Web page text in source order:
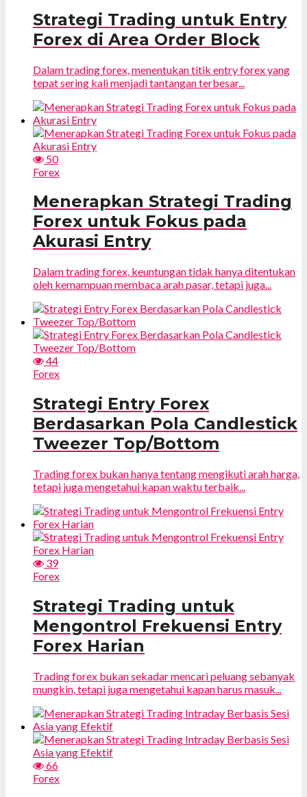
Strategi Trading untuk Entry
Forex di Area Order Block
Dalam trading forex, menentukan titik entry forex yang
tepat sering kali menjadi tantangan terbesar...
50
Forex
Menerapkan Strategi Trading
Forex untuk Fokus pada
Akurasi Entry
Dalam trading forex, keuntungan tidak hanya ditentukan
oleh kemampuan membaca arah pasar, tetapi juga...
44
Forex
Strategi Entry Forex
Berdasarkan Pola Candlestick
Tweezer Top/Bottom
Trading forex bukan hanya tentang mengikuti arah harga,
tetapi juga mengetahui kapan waktu terbaik...
39
Forex
Strategi Trading untuk
Mengontrol Frekuensi Entry
Forex Harian
Trading forex bukan sekadar mencari peluang sebanyak
mungkin, tetapi juga mengetahui kapan harus masuk...
66
Forex